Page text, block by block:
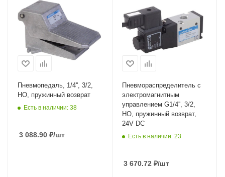
Пневмопедаль, 1/4'', 3/2,
НО, пружинный возврат
Есть в наличии: 38
3 088.90 ₽/шт
Пневмораспределитель с
электромагнитным
управлением G1/4'', 3/2,
НО, пружинный возврат,
24V DC
Есть в наличии: 23
3 670.72 ₽/шт